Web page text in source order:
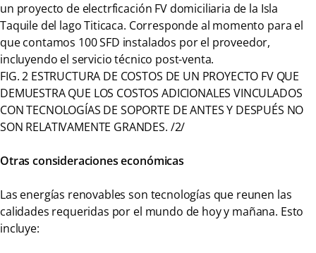
un proyecto de electrficación FV domiciliaria de la Isla
Taquile del lago Titicaca. Corresponde al momento para el
que contamos 100 SFD instalados por el proveedor,
incluyendo el servicio técnico post-venta.
FIG. 2 ESTRUCTURA DE COSTOS DE UN PROYECTO FV QUE
DEMUESTRA QUE LOS COSTOS ADICIONALES VINCULADOS
CON TECNOLOGÍAS DE SOPORTE DE ANTES Y DESPUÉS NO
SON RELATIVAMENTE GRANDES. /2/
Otras consideraciones económicas
Las energías renovables son tecnologías que reunen las
calidades requeridas por el mundo de hoy y mañana. Esto
incluye: